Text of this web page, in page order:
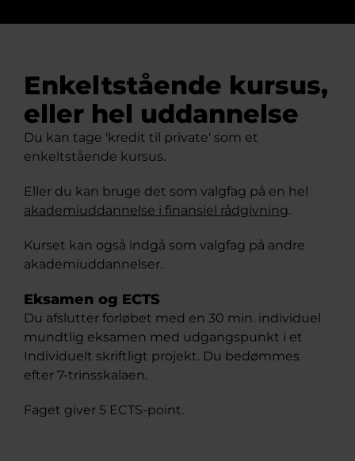
Enkeltstående kursus,
eller hel uddannelse
Du kan tage 'kredit til private' som et
enkeltstående kursus.
Eller du kan bruge det som valgfag på en hel
akademiuddannelse i finansiel rådgivning.
Kurset kan også indgå som valgfag på andre
akademiuddannelser.
Eksamen og ECTS
Du afslutter forløbet med en 30 min. individuel
mundtlig eksamen med udgangspunkt i et
Individuelt skriftligt projekt. Du bedømmes
efter 7-trinsskalaen.
Faget giver 5 ECTS-point.